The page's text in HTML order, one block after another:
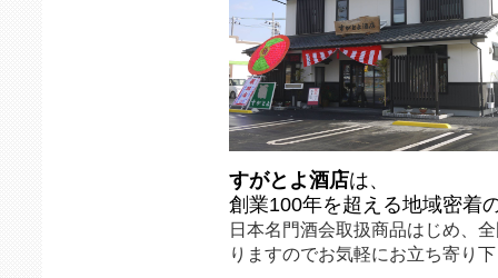
すがとよ酒店は、
創業100年を超える地域密着
日本名門酒会取扱商品はじめ、
りますのでお気軽にお立ち寄り